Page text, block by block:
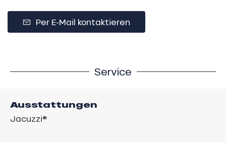
Per E-Mail kontaktieren
Service
Ausstattungen
Jacuzzi®